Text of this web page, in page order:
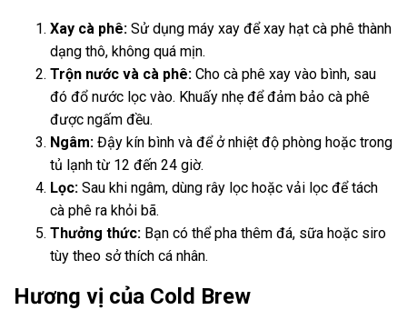
Xay cà phê: Sử dụng máy xay để xay hạt cà phê thành
dạng thô, không quá mịn.
Trộn nước và cà phê: Cho cà phê xay vào bình, sau
đó đổ nước lọc vào. Khuấy nhẹ để đảm bảo cà phê
được ngấm đều.
Ngâm: Đậy kín bình và để ở nhiệt độ phòng hoặc trong
tủ lạnh từ 12 đến 24 giờ.
Lọc: Sau khi ngâm, dùng rây lọc hoặc vải lọc để tách
cà phê ra khỏi bã.
Thưởng thức: Bạn có thể pha thêm đá, sữa hoặc siro
tùy theo sở thích cá nhân.
Hương vị của Cold Brew